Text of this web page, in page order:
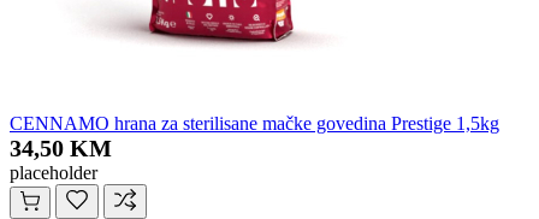
CENNAMO hrana za sterilisane mačke govedina Prestige 1,5kg
34,50 KM
placeholder